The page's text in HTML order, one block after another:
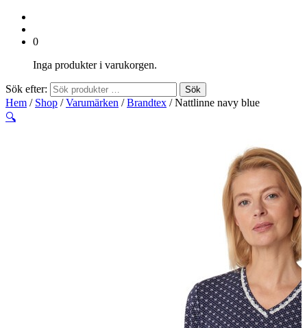
0
Inga produkter i varukorgen.
Sök efter: Sök
Hem / Shop /Varumärken /Brandtex / Nattlinne navy blue
🔍